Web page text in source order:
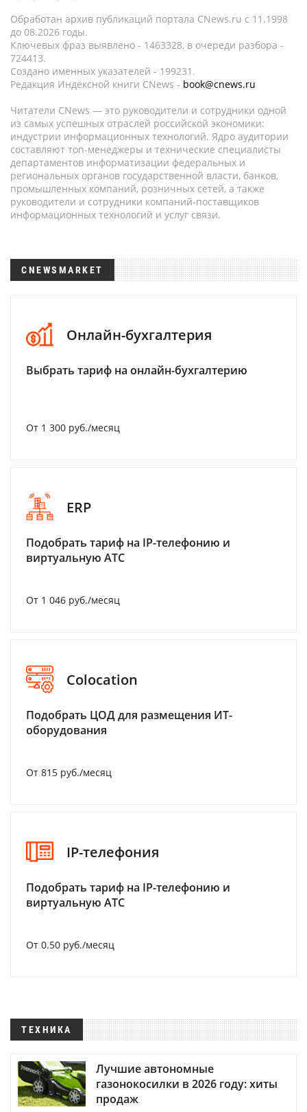
Обработан архив публикаций портала CNews.ru c 11.1998
до 08.2026 годы.
Ключевых фраз выявлено - 1463328, в очереди разбора -
724413.
Создано именных указателей - 199231.
Редакция Индексной книги CNews - book@cnews.ru
Читатели CNews — это руководители и сотрудники одной
из самых успешных отраслей российской экономики:
индустрии информационных технологий. Ядро аудитории
составляют топ-менеджеры и технические специалисты
департаментов информатизации федеральных и
региональных органов государственной власти, банков,
промышленных компаний, розничных сетей, а также
руководители и сотрудники компаний-поставщиков
информационных технологий и услуг связи.
CNEWSMARKET
Онлайн-бухгалтерия
Выбрать тариф на онлайн-бухгалтерию
От 1 300 руб./месяц
ERP
Подобрать тариф на IP-телефонию и
виртуальную АТС
От 1 046 руб./месяц
Colocation
Подобрать ЦОД для размещения ИТ-
оборудования
От 815 руб./месяц
IP-телефония
Подобрать тариф на IP-телефонию и
виртуальную АТС
От 0.50 руб./месяц
ТЕХНИКА
Лучшие автономные
газонокосилки в 2026 году: хиты
продаж